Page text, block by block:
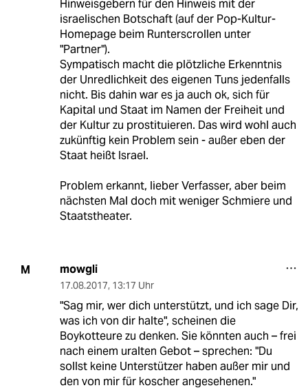
Hinweisgebern für den Hinweis mit der
israelischen Botschaft (auf der Pop-Kultur-
Homepage beim Runterscrollen unter
"Partner").
Sympatisch macht die plötzliche Erkenntnis
der Unredlichkeit des eigenen Tuns jedenfalls
nicht. Bis dahin war es ja auch ok, sich für
Kapital und Staat im Namen der Freiheit und
der Kultur zu prostituieren. Das wird wohl auch
zukünftig kein Problem sein - außer eben der
Staat heißt Israel.
Problem erkannt, lieber Verfasser, aber beim
nächsten Mal doch mit weniger Schmiere und
Staatstheater.
M mowgli
17.08.2017, 13:17 Uhr
"Sag mir, wer dich unterstützt, und ich sage Dir,
was ich von dir halte", scheinen die
Boykotteure zu denken. Sie könnten auch – frei
nach einem uralten Gebot – sprechen: "Du
sollst keine Unterstützer haben außer mir und
den von mir für koscher angesehenen."